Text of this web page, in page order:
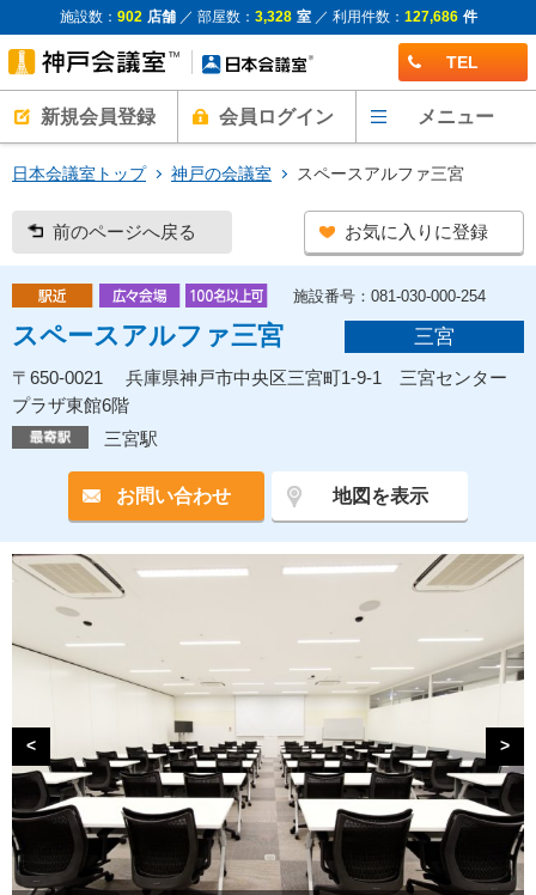
施設数： 902 店舗／ 部屋数： 3,328 室／ 利用件数： 127,686 件
TEL
新規会員登録 会員ログイン メニュー
日本会議室トップ 神戸の会議室 スペースアルファ三宮
前のページへ戻る お気に入りに登録
施設番号：081-030-000-254
スペースアルファ三宮 三宮
〒650-0021 兵庫県神戸市中央区三宮町1-9-1 三宮センター
プラザ東館6階
三宮駅
お問い合わせ 地図を表示
< >